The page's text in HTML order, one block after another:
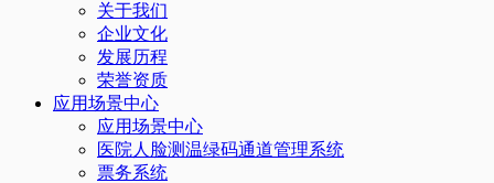
关于我们
企业文化
发展历程
荣誉资质
应用场景中心
应用场景中心
医院人脸测温绿码通道管理系统
票务系统